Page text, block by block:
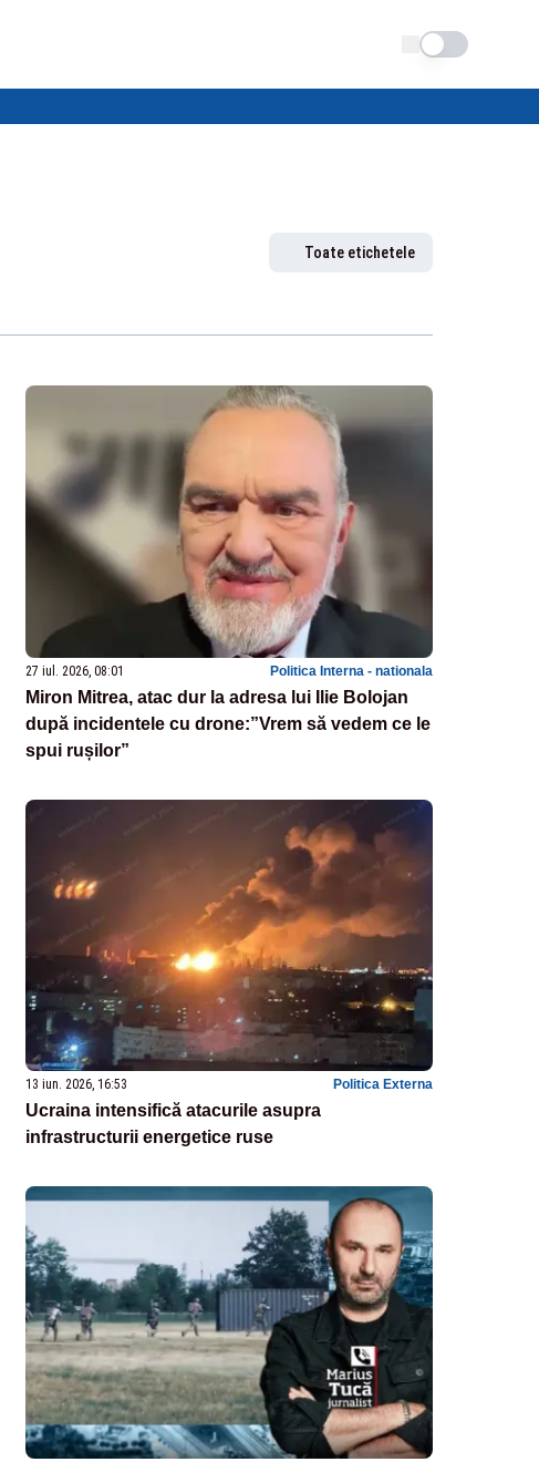
Schimba tema
Toate etichetele
27 iul. 2026, 08:01 Politica Interna - nationala
Miron Mitrea, atac dur la adresa lui Ilie Bolojan
după incidentele cu drone:”Vrem să vedem ce le
spui rușilor”
13 iun. 2026, 16:53 Politica Externa
Ucraina intensifică atacurile asupra
infrastructurii energetice ruse